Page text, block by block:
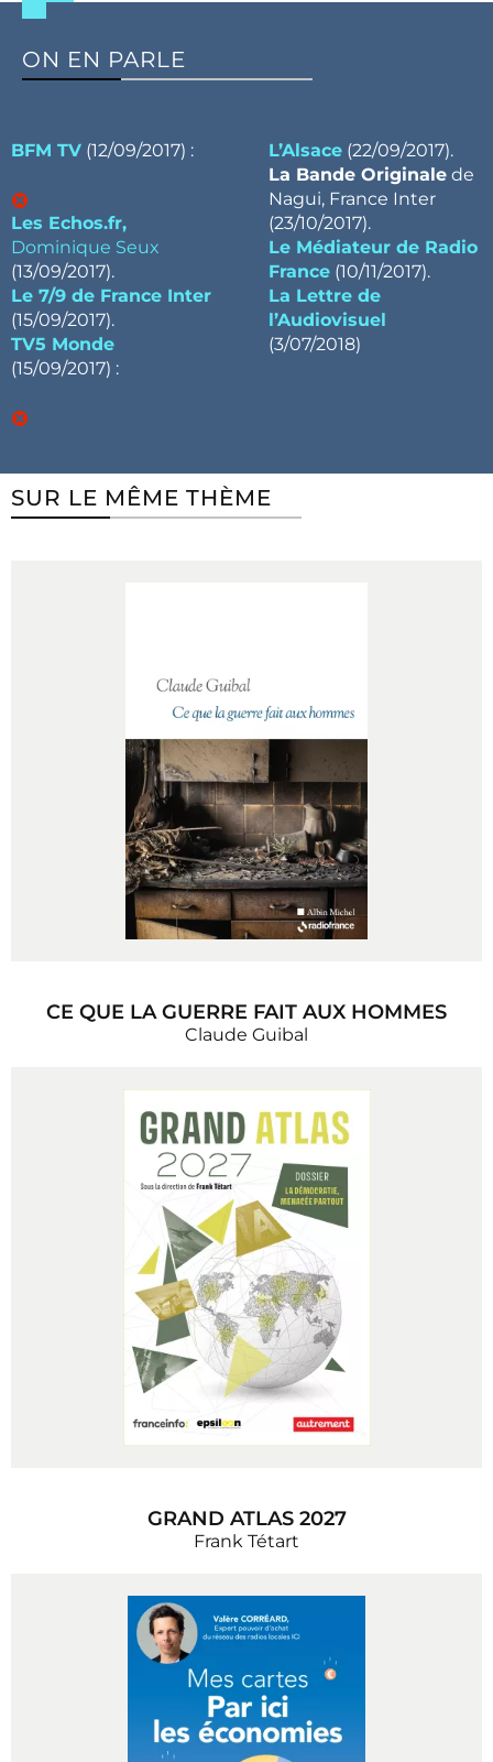
ON EN PARLE
BFM TV (12/09/2017) :
Les Echos.fr,
Dominique Seux
(13/09/2017).
Le 7/9 de France Inter
(15/09/2017).
TV5 Monde
(15/09/2017) :
L’Alsace (22/09/2017).
La Bande Originale de
Nagui, France Inter
(23/10/2017).
Le Médiateur de Radio
France (10/11/2017).
La Lettre de
l’Audiovisuel
(3/07/2018)
SUR LE MÊME THÈME
CE QUE LA GUERRE FAIT AUX HOMMES
Claude Guibal
GRAND ATLAS 2027
Frank Tétart